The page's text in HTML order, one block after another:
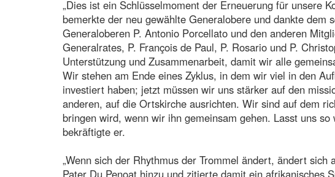
„Dies ist ein Schlüsselmoment der Erneuerung für unsere
bemerkte der neu gewählte Generalobere und dankte dem
Generaloberen P. Antonio Porcellato und den anderen
Generalrates, P. François de Paul, P. Rosario und P.
Unterstützung und Zusammenarbeit, damit wir alle
Wir stehen am Ende eines Zyklus, in dem wir viel in den
investiert haben; jetzt müssen wir uns stärker auf den
anderen, auf die Ortskirche ausrichten. Wir sind auf dem
bringen wird, wenn wir ihn gemeinsam gehen. Lasst uns so
bekräftigte er.
„Wenn sich der Rhythmus der Trommel ändert, ändert sich
Pater Du Penoat hinzu und zitierte damit ein afrikanisches